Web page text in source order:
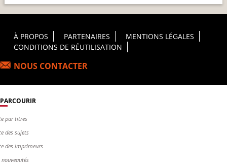
Footer Principal
À PROPOS PARTENAIRES
MENTIONS LÉGALES
CONDITIONS DE RÉUTILISATION
NOUS CONTACTER
PARCOURIR
par titres
des sujets
des imprimeurs
nouveautés